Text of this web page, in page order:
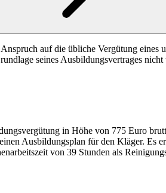
auf die übliche Vergütung eines
seines Ausbildungsvertrages nicht
in Höhe von 775 Euro
Ausbildungsplan für den Kläger. Es
von 39 Stunden als